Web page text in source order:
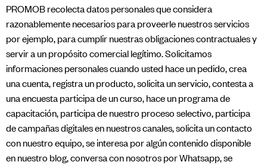
PROMOB recolecta datos personales que considera
razonablemente necesarios para proveerle nuestros servicios
por ejemplo, para cumplir nuestras obligaciones contractuales y
servir a un propósito comercial legítimo. Solicitamos
informaciones personales cuando usted hace un pedido, crea
una cuenta, registra un producto, solicita un servicio, contesta a
una encuesta participa de un curso, hace un programa de
capacitación, participa de nuestro proceso selectivo, participa
de campañas digitales en nuestros canales, solicita un contacto
con nuestro equipo, se interesa por algún contenido disponible
en nuestro blog, conversa con nosotros por Whatsapp, se